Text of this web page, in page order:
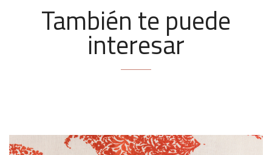
También te puede
interesar